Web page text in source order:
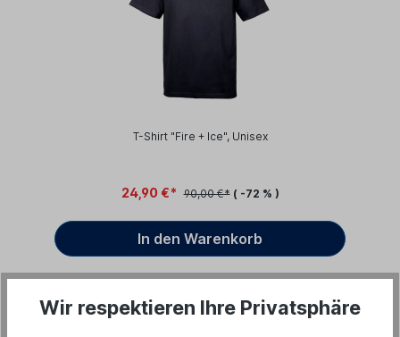
T-Shirt "Fire + Ice", Unisex
24,90 €* 90,00 €* ( -72 % )
In den Warenkorb
Wir respektieren Ihre Privatsphäre